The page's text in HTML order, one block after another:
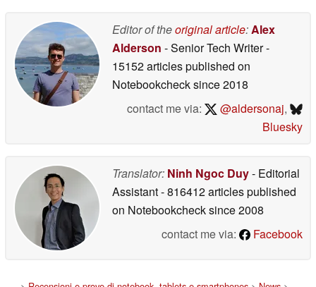
Editor of theoriginal article:Alex
Alderson - Senior Tech Writer-
15152 articles published on
Notebookchecksince 2018
contact me via:
@aldersonaj,
Bluesky
Translator: Ninh Ngoc Duy- Editorial
Assistant- 816412 articles published
on Notebookchecksince 2008
contact me via:
Facebook